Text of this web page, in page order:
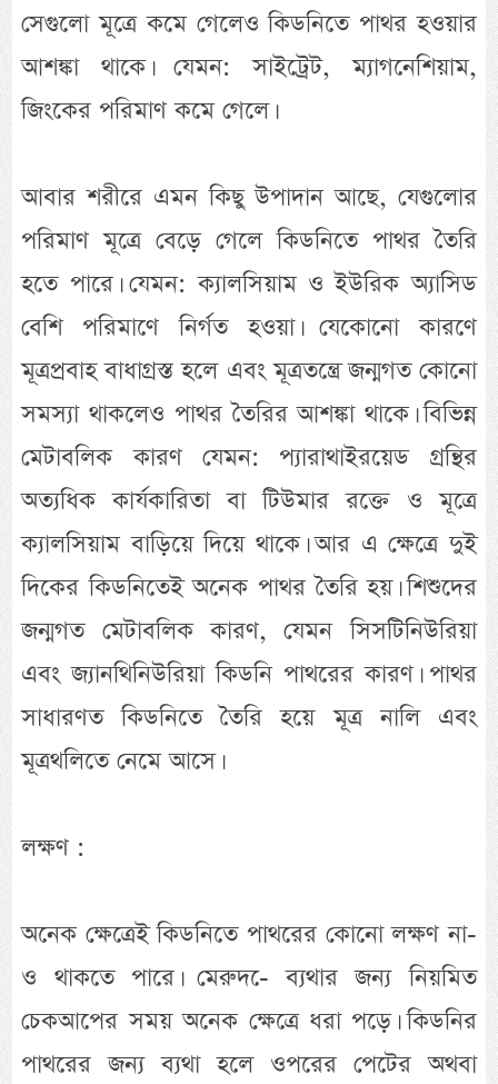
সেগুলো মূত্রে কমে গেলেও কিডনিতে পাথর হওয়ার
আশঙ্কা থাকে। যেমন: সাইট্রেট, ম্যাগনেশিয়াম,
জিংকের পরিমাণ কমে গেলে।
আবার শরীরে এমন কিছু উপাদান আছে, যেগুলোর
পরিমাণ মূত্রে বেড়ে গেলে কিডনিতে পাথর তৈরি
হতে পারে। যেমন: ক্যালসিয়াম ও ইউরিক অ্যাসিড
বেশি পরিমাণে নির্গত হওয়া। যেকোনো কারণে
মূত্রপ্রবাহ বাধাগ্রস্ত হলে এবং মূত্রতন্ত্রে জন্মগত কোনো
সমস্যা থাকলেও পাথর তৈরির আশঙ্কা থাকে। বিভিন্ন
মেটাবলিক কারণ যেমন: প্যারাথাইরয়েড গ্রন্থির
অত্যধিক কার্যকারিতা বা টিউমার রক্তে ও মূত্রে
ক্যালসিয়াম বাড়িয়ে দিয়ে থাকে। আর এ ক্ষেত্রে দুই
দিকের কিডনিতেই অনেক পাথর তৈরি হয়। শিশুদের
জন্মগত মেটাবলিক কারণ, যেমন সিসটিনিউরিয়া
এবং জ্যানথিনিউরিয়া কিডনি পাথরের কারণ। পাথর
সাধারণত কিডনিতে তৈরি হয়ে মূত্র নালি এবং
মূত্রথলিতে নেমে আসে।
লক্ষণ :
অনেক ক্ষেত্রেই কিডনিতে পাথরের কোনো লক্ষণ না-
ও থাকতে পারে। মেরুদ-ে ব্যথার জন্য নিয়মিত
চেকআপের সময় অনেক ক্ষেত্রে ধরা পড়ে। কিডনির
পাথরের জন্য ব্যথা হলে ওপরের পেটের অথবা